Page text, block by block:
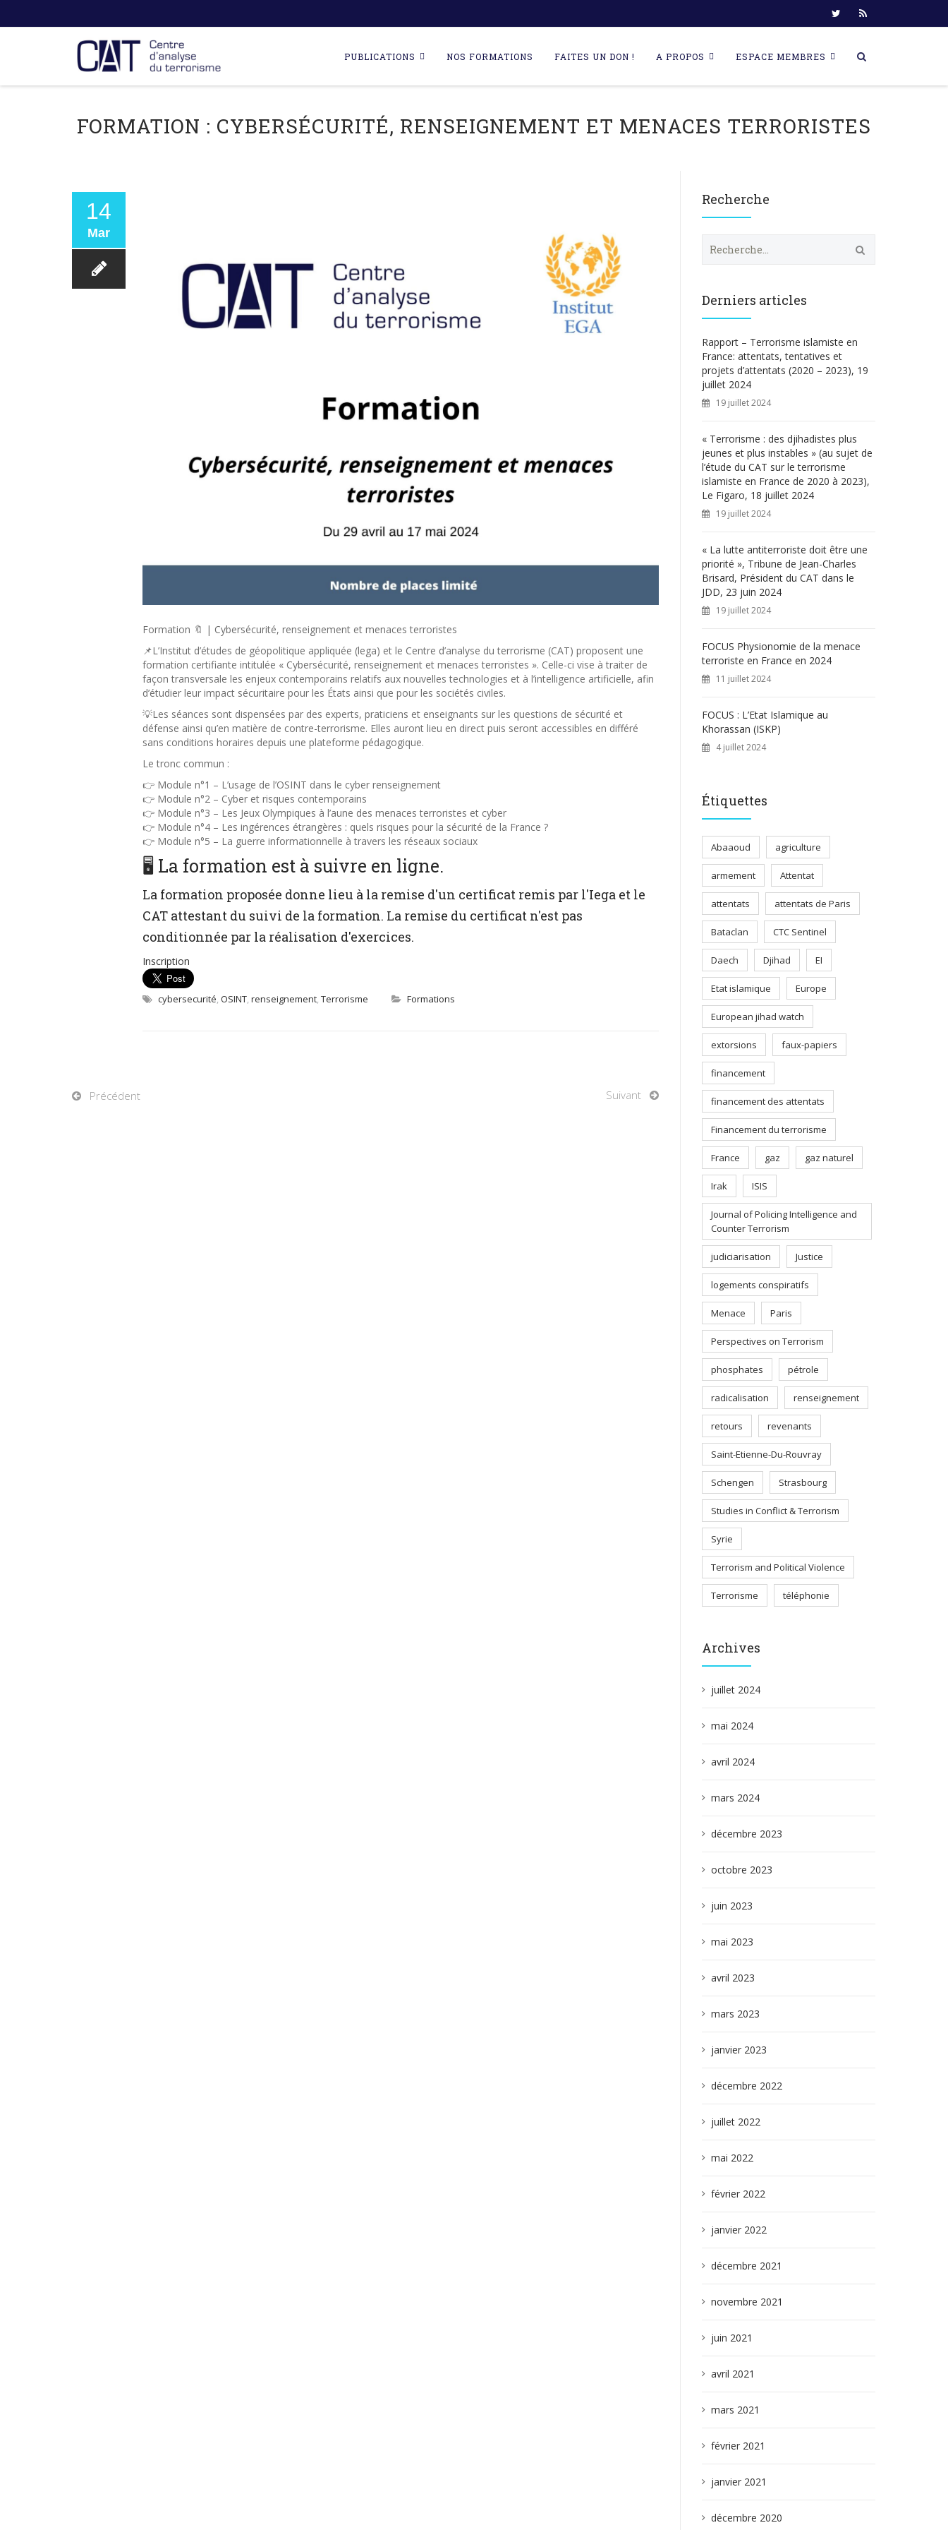
content
PUBLICATIONS NOS FORMATIONS FAITES UN DON ! A PROPOS ESPACE MEMBRES
FORMATION : CYBERSÉCURITÉ, RENSEIGNEMENT ET MENACES TERRORISTES
14
Mar
Formation 🔖 | Cybersécurité, renseignement et menaces terroristes
📌L’Institut d’études de géopolitique appliquée (lega) et le Centre d’analyse du terrorisme (CAT) proposent une
formation certifiante intitulée « Cybersécurité, renseignement et menaces terroristes ». Celle-ci vise à traiter de
façon transversale les enjeux contemporains relatifs aux nouvelles technologies et à l’intelligence artificielle, afin
d’étudier leur impact sécuritaire pour les États ainsi que pour les sociétés civiles.
💡Les séances sont dispensées par des experts, praticiens et enseignants sur les questions de sécurité et
défense ainsi qu’en matière de contre-terrorisme. Elles auront lieu en direct puis seront accessibles en différé
sans conditions horaires depuis une plateforme pédagogique.
Le tronc commun :
👉 Module n°1 – L’usage de l’OSINT dans le cyber renseignement
👉 Module n°2 – Cyber et risques contemporains
👉 Module n°3 – Les Jeux Olympiques à l’aune des menaces terroristes et cyber
👉 Module n°4 – Les ingérences étrangères : quels risques pour la sécurité de la France ?
👉 Module n°5 – La guerre informationnelle à travers les réseaux sociaux
🖥️ La formation est à suivre en ligne.
La formation proposée donne lieu à la remise d'un certificat remis par l'Iega et le
CAT attestant du suivi de la formation. La remise du certificat n'est pas
conditionnée par la réalisation d'exercices.
Inscription
cybersecurité, OSINT, renseignement, Terrorisme Formations
Précédent Suivant
Recherche
e
h
e
r
:
Derniers articles
Rapport – Terrorisme islamiste en
France: attentats, tentatives et
projets d’attentats (2020 – 2023), 19
juillet 2024
19 juillet 2024
« Terrorisme : des djihadistes plus
jeunes et plus instables » (au sujet de
l’étude du CAT sur le terrorisme
islamiste en France de 2020 à 2023),
Le Figaro, 18 juillet 2024
19 juillet 2024
« La lutte antiterroriste doit être une
priorité », Tribune de Jean-Charles
Brisard, Président du CAT dans le
JDD, 23 juin 2024
19 juillet 2024
FOCUS Physionomie de la menace
terroriste en France en 2024
11 juillet 2024
FOCUS : L’Etat Islamique au
Khorassan (ISKP)
4 juillet 2024
Étiquettes
Abaaoud agriculture
armement Attentat
attentats attentats de Paris
Bataclan CTC Sentinel
Daech Djihad EI
Etat islamique Europe
European jihad watch
extorsions faux-papiers
financement
financement des attentats
Financement du terrorisme
France gaz gaz naturel
Irak ISIS
Journal of Policing Intelligence and
Counter Terrorism
judiciarisation Justice
logements conspiratifs
Menace Paris
Perspectives on Terrorism
phosphates pétrole
radicalisation renseignement
retours revenants
Saint-Etienne-Du-Rouvray
Schengen Strasbourg
Studies in Conflict & Terrorism
Syrie
Terrorism and Political Violence
Terrorisme téléphonie
Archives
juillet 2024
mai 2024
avril 2024
mars 2024
décembre 2023
octobre 2023
juin 2023
mai 2023
avril 2023
mars 2023
janvier 2023
décembre 2022
juillet 2022
mai 2022
février 2022
janvier 2022
décembre 2021
novembre 2021
juin 2021
avril 2021
mars 2021
février 2021
janvier 2021
décembre 2020